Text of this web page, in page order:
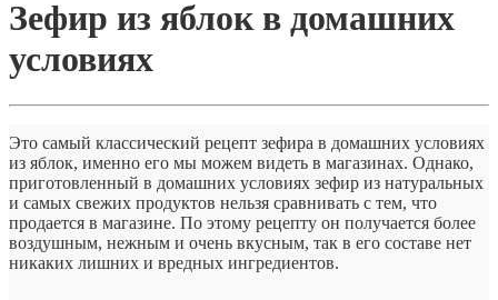
Зефир из яблок в домашних
условиях
Это самый классический рецепт зефира в домашних условиях
из яблок, именно его мы можем видеть в магазинах. Однако,
приготовленный в домашних условиях зефир из натуральных
и самых свежих продуктов нельзя сравнивать с тем, что
продается в магазине. По этому рецепту он получается более
воздушным, нежным и очень вкусным, так в его составе нет
никаких лишних и вредных ингредиентов.